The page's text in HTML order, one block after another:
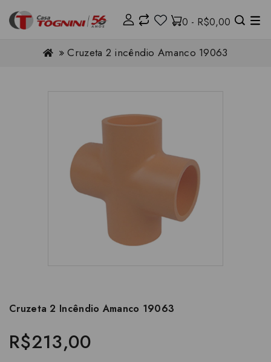
0 - R$0,00
Cruzeta 2 incêndio Amanco 19063
Cruzeta 2 Incêndio Amanco 19063
R$213,00